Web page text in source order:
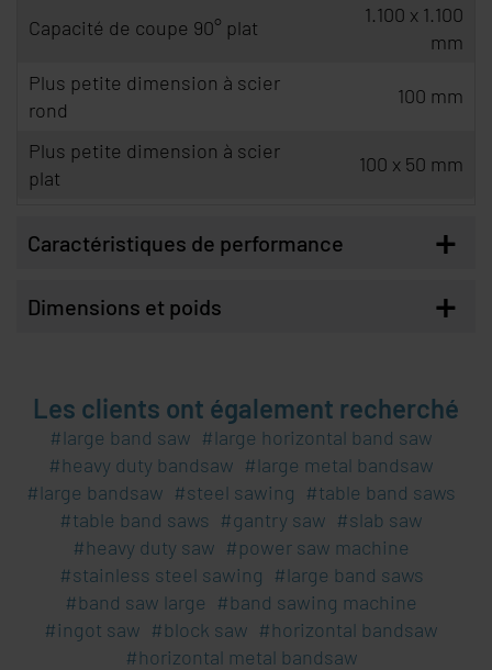
Capacité de coupe 90° plat
1.100 x 1.100
mm
Plus petite dimension à scier
rond
100 mm
Plus petite dimension à scier
plat
100 x 50 mm
Caractéristiques de performance +
Dimensions et poids +
Les clients ont également recherché
large band saw
large horizontal band saw
heavy duty bandsaw
large metal bandsaw
large bandsaw
steel sawing
table band saws
table band saws
gantry saw
slab saw
heavy duty saw
power saw machine
stainless steel sawing
large band saws
band saw large
band sawing machine
ingot saw
block saw
horizontal bandsaw
horizontal metal bandsaw